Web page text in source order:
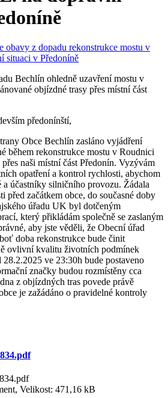
Bechlín ohledně uzavření mostu v
objízdné trasy přes místní část
předonínští,
Obce Bechlín zasláno vyjádření
během rekonstrukce mostu v Roudnici
naši místní část Předonín. Vyzývám
opatření a kontrol rychlosti, abychom
účastníky silničního provozu. Žádala
před začátkem obce, do současné doby
úřadu UK byl dotčeným
který přikládám společně se zaslaným
aby jste věděli, že Obecní úřad
doba rekonstrukce bude činit
ovlivní kvalitu životních podmínek
ve 23:30h bude postaveno
značky budou rozmístěny cca
z objízdných tras povede právě
je zažádáno o pravidelné kontroly
Velikost: 471,16 kB